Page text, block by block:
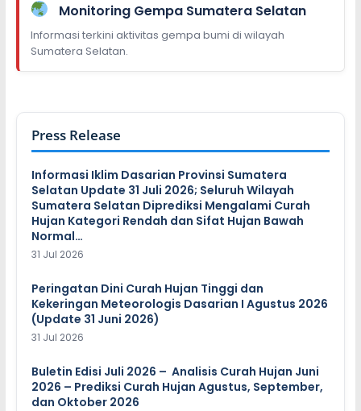
Monitoring Gempa Sumatera Selatan
Informasi terkini aktivitas gempa bumi di wilayah
Sumatera Selatan.
Press Release
Informasi Iklim Dasarian Provinsi Sumatera
Selatan Update 31 Juli 2026; Seluruh Wilayah
Sumatera Selatan Diprediksi Mengalami Curah
Hujan Kategori Rendah dan Sifat Hujan Bawah
Normal…
31 Jul 2026
Peringatan Dini Curah Hujan Tinggi dan
Kekeringan Meteorologis Dasarian I Agustus 2026
(Update 31 Juni 2026)
31 Jul 2026
Buletin Edisi Juli 2026 – Analisis Curah Hujan Juni
2026 – Prediksi Curah Hujan Agustus, September,
dan Oktober 2026